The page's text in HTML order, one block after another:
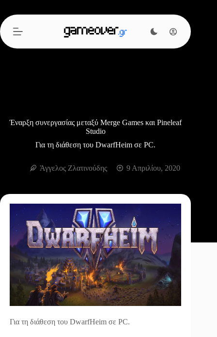
περιεχόμενο
Έναρξη συνεργασίας μεταξύ Merge Games και Pineleaf
Studio
Για τη διάθεση του DwarfHeim σε PC.
Άγγελος Ζλατινούδης 9 Απριλίου, 2020
Για τη διάθεση του DwarfHeim σε PC.